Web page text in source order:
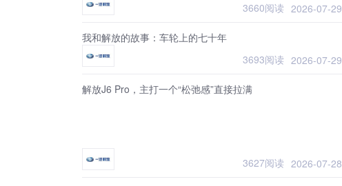
3660阅读 2026-07-29
我和解放的故事：车轮上的七十年
3693阅读 2026-07-29
解放J6 Pro，主打一个“松弛感”直接拉满
3627阅读 2026-07-28